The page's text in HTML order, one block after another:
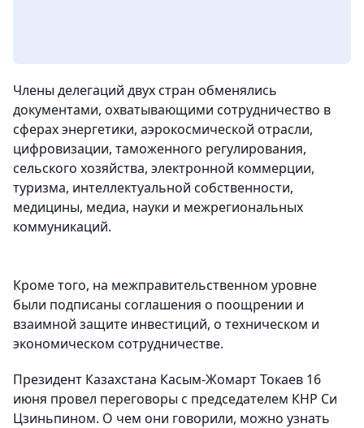
Члены делегаций двух стран обменялись
документами, охватывающими сотрудничество в
сферах энергетики, аэрокосмической отрасли,
цифровизации, таможенного регулирования,
сельского хозяйства, электронной коммерции,
туризма, интеллектуальной собственности,
медицины, медиа, науки и межрегиональных
коммуникаций.
Кроме того, на межправительственном уровне
были подписаны соглашения о поощрении и
взаимной защите инвестиций, о техническом и
экономическом сотрудничестве.
Президент Казахстана Касым-Жомарт Токаев 16
июня провел переговоры с председателем КНР Си
Цзиньпином. О чем они говорили, можно узнать